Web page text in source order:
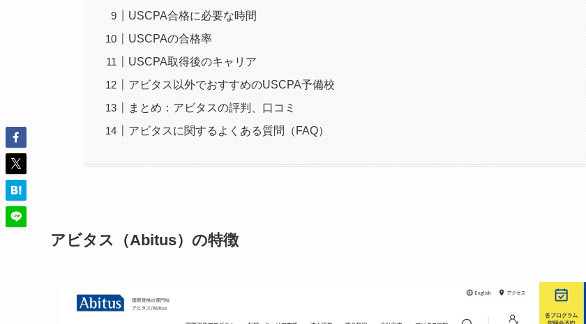
USCPA合格に必要な時間
USCPAの合格率
USCPA取得後のキャリア
アビタス以外でおすすめのUSCPA予備校
まとめ：アビタスの評判、口コミ
アビタスに関するよくある質問（FAQ）
アビタス（Abitus）の特徴